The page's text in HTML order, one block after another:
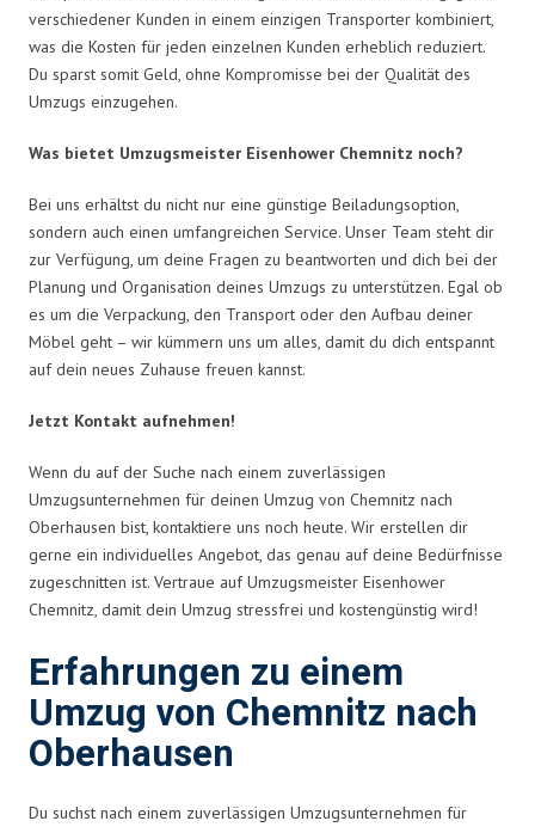
verschiedener Kunden in einem einzigen Transporter kombiniert,
was die Kosten für jeden einzelnen Kunden erheblich reduziert.
Du sparst somit Geld, ohne Kompromisse bei der Qualität des
Umzugs einzugehen.
Was bietet Umzugsmeister Eisenhower Chemnitz noch?
Bei uns erhältst du nicht nur eine günstige Beiladungsoption,
sondern auch einen umfangreichen Service. Unser Team steht dir
zur Verfügung, um deine Fragen zu beantworten und dich bei der
Planung und Organisation deines Umzugs zu unterstützen. Egal ob
es um die Verpackung, den Transport oder den Aufbau deiner
Möbel geht – wir kümmern uns um alles, damit du dich entspannt
auf dein neues Zuhause freuen kannst.
Jetzt Kontakt aufnehmen!
Wenn du auf der Suche nach einem zuverlässigen
Umzugsunternehmen für deinen Umzug von Chemnitz nach
Oberhausen bist, kontaktiere uns noch heute. Wir erstellen dir
gerne ein individuelles Angebot, das genau auf deine Bedürfnisse
zugeschnitten ist. Vertraue auf Umzugsmeister Eisenhower
Chemnitz, damit dein Umzug stressfrei und kostengünstig wird!
Erfahrungen zu einem
Umzug von Chemnitz nach
Oberhausen
Du suchst nach einem zuverlässigen Umzugsunternehmen für